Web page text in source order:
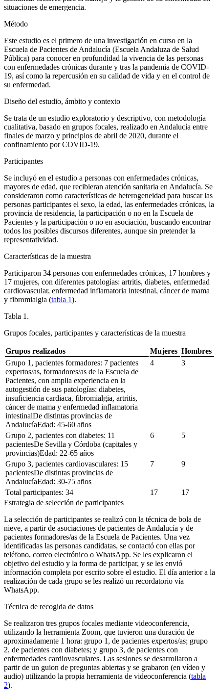
situaciones de emergencia.
Método
Este estudio es el primero de una investigación en curso en la
Escuela de Pacientes de Andalucía (Escuela Andaluza de Salud
Pública) para conocer en profundidad la vivencia de las personas
con enfermedades crónicas durante y tras la pandemia de COVID-
19, así como la repercusión en su calidad de vida y en el control de
su enfermedad.
Diseño del estudio, ámbito y contexto
Se trata de un estudio exploratorio y descriptivo, con metodología
cualitativa, basado en grupos focales, realizado en Andalucía entre
finales de marzo y principios de abril de 2020, durante el
confinamiento por COVID-19.
Participantes
Se incluyó en el estudio a personas con enfermedades crónicas,
mayores de edad, que recibieran atención sanitaria en Andalucía. Se
consideraron como características de heterogeneidad para buscar las
personas participantes el sexo, la edad, las enfermedades crónicas, la
provincia de residencia, la participación o no en la Escuela de
Pacientes y la participación o no en asociación, buscando encontrar
todos los posibles discursos diferentes, aunque sin pretender la
representatividad.
Características de la muestra
Participaron 34 personas con enfermedades crónicas, 17 hombres y
17 mujeres, con diferentes patologías: artritis, diabetes, enfermedad
cardiovascular, enfermedad inflamatoria intestinal, cáncer de mama
y fibromialgia (tabla 1).
Tabla 1.
Grupos focales, participantes y características de la muestra
Grupos realizados Mujeres Hombres
Grupo 1, pacientes formadores: 7 pacientes
expertos/as, formadores/as de la Escuela de
Pacientes, con amplia experiencia en la
autogestión de sus patologías: diabetes,
insuficiencia cardiaca, fibromialgia, artritis,
cáncer de mama y enfermedad inflamatoria
intestinalDe distintas provincias de
AndalucíaEdad: 45-60 años
4 3
Grupo 2, pacientes con diabetes: 11
pacientesDe Sevilla y Córdoba (capitales y
provincias)Edad: 22-65 años
6 5
Grupo 3, pacientes cardiovasculares: 15
pacientesDe distintas provincias de
AndalucíaEdad: 30-75 años
7 9
Total participantes: 34 17
17
Estrategia de selección de participantes
La selección de participantes se realizó con la técnica de bola de
nieve, a partir de asociaciones de pacientes de Andalucía y de
pacientes formadores/as de la Escuela de Pacientes. Una vez
identificadas las personas candidatas, se contactó con ellas por
teléfono, correo electrónico o WhatsApp. Se les explicaron el
objetivo del estudio y la forma de participar, y se les envió
información completa por escrito sobre el estudio. El día anterior a la
realización de cada grupo se les realizó un recordatorio vía
WhatsApp.
Técnica de recogida de datos
Se realizaron tres grupos focales mediante videoconferencia,
utilizando la herramienta Zoom, que tuvieron una duración de
aproximadamente 1 hora: grupo 1, de pacientes expertos/as; grupo
2, de pacientes con diabetes; y grupo 3, de pacientes con
enfermedades cardiovasculares. Las sesiones se desarrollaron a
partir de un guion de preguntas abiertas y se grabaron (en vídeo y
audio) utilizando la propia herramienta de videoconferencia (tabla
2).